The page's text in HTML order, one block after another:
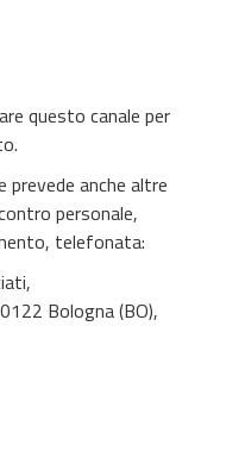
questo canale per
anche altre
personale,
telefonata:
Bologna (BO),